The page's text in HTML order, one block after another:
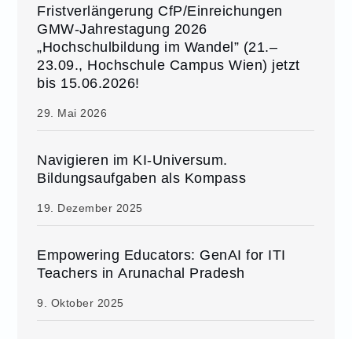
Fristverlängerung CfP/Einreichungen
GMW-Jahrestagung 2026
„Hochschulbildung im Wandel” (21.–
23.09., Hochschule Campus Wien) jetzt
bis 15.06.2026!
29. Mai 2026
Navigieren im KI-Universum.
Bildungsaufgaben als Kompass
19. Dezember 2025
Empowering Educators: GenAI for ITI
Teachers in Arunachal Pradesh
9. Oktober 2025